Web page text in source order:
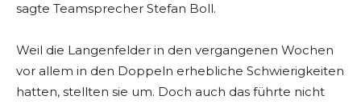
sagte Teamsprecher Stefan Boll.
Weil die Langenfelder in den vergangenen Wochen
vor allem in den Doppeln erhebliche Schwierigkeiten
hatten, stellten sie um. Doch auch das führte nicht